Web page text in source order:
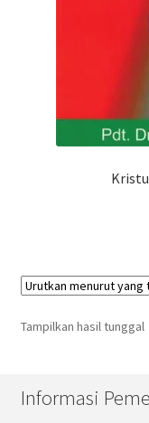
Tampilkan hasil tunggal
Informasi